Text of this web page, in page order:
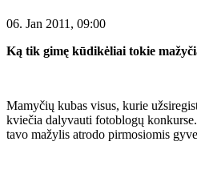
06. Jan 2011, 09:00
Ką tik gimę kūdikėliai tokie
Mamyčių kubas visus, kurie
kviečia dalyvauti fotoblogų
tavo mažylis atrodo pirmosiomis